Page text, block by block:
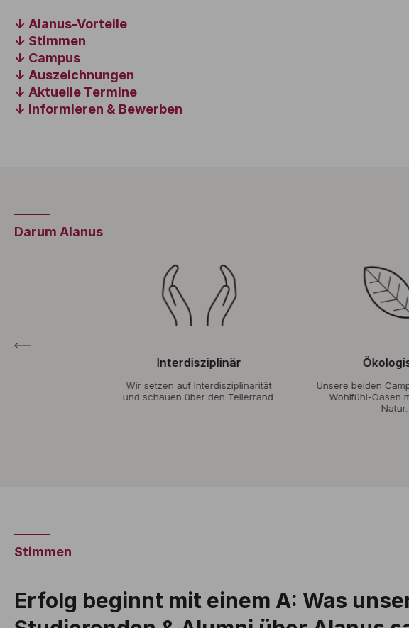
Alanus-Vorteile
Stimmen
Campus
Auszeichnungen
Aktuelle Termine
Informieren & Bewerben
Darum Alanus
Interdisziplinär
Wir setzen auf Interdisziplinarität
und schauen über den Tellerrand.
Unsere beiden
Wohlfühl-Oasen
Natur.
Stimmen
Erfolg beginnt mit einem A: Was